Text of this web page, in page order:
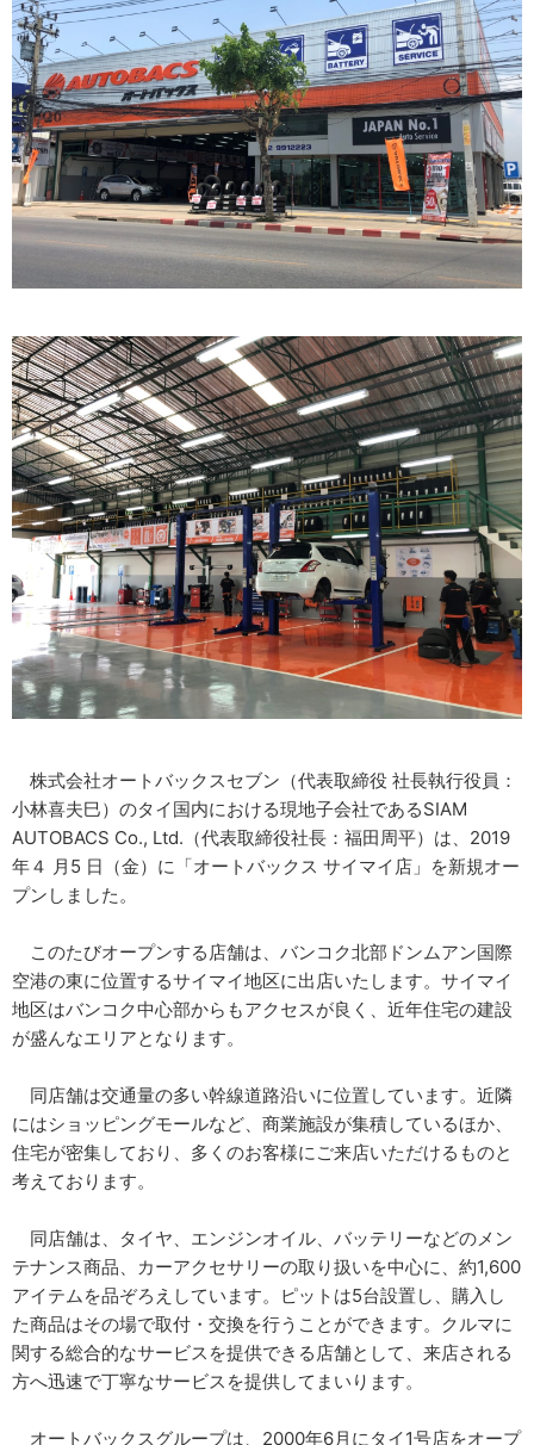
株式会社オートバックスセブン（代表取締役 社長執行役員：
小林喜夫巳）のタイ国内における現地子会社であるSIAM
AUTOBACS Co., Ltd.（代表取締役社長：福田周平）は、2019
年４ 月5 日（金）に「オートバックス サイマイ店」を新規オー
プンしました。
このたびオープンする店舗は、バンコク北部ドンムアン国際
空港の東に位置するサイマイ地区に出店いたします。サイマイ
地区はバンコク中心部からもアクセスが良く、近年住宅の建設
が盛んなエリアとなります。
同店舗は交通量の多い幹線道路沿いに位置しています。近隣
にはショッピングモールなど、商業施設が集積しているほか、
住宅が密集しており、多くのお客様にご来店いただけるものと
考えております。
同店舗は、タイヤ、エンジンオイル、バッテリーなどのメン
テナンス商品、カーアクセサリーの取り扱いを中心に、約1,600
アイテムを品ぞろえしています。ピットは5台設置し、購入し
た商品はその場で取付・交換を行うことができます。クルマに
関する総合的なサービスを提供できる店舗として、来店される
方へ迅速で丁寧なサービスを提供してまいります。
オートバックスグループは、2000年6月にタイ1号店をオープ